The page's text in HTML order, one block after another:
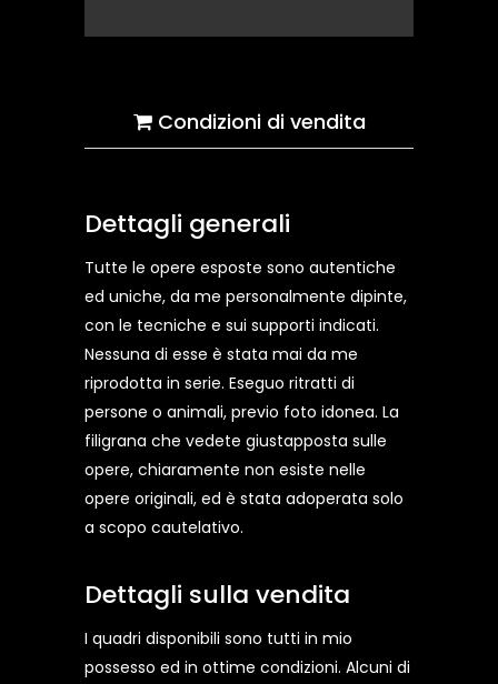
Condizioni di vendita
Dettagli generali
Tutte le opere esposte sono autentiche
ed uniche, da me personalmente dipinte,
con le tecniche e sui supporti indicati.
Nessuna di esse è stata mai da me
riprodotta in serie. Eseguo ritratti di
persone o animali, previo foto idonea. La
filigrana che vedete giustapposta sulle
opere, chiaramente non esiste nelle
opere originali, ed è stata adoperata solo
a scopo cautelativo.
Dettagli sulla vendita
I quadri disponibili sono tutti in mio
possesso ed in ottime condizioni. Alcuni di